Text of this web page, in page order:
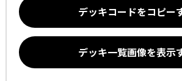
デッキコードをコピー
デッキ一覧画像を表示